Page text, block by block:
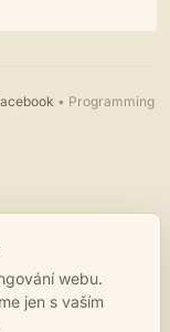
• Programming
webu.
jen s vaším